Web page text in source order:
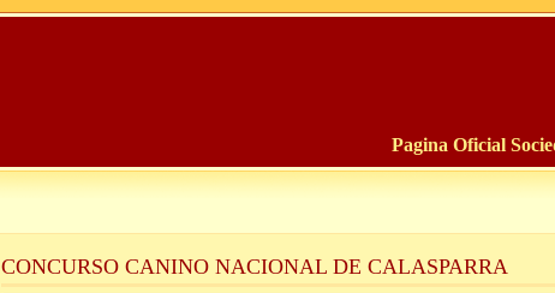
Pagina Oficial
CONCURSO CANINO NACIONAL DE CALASPARRA